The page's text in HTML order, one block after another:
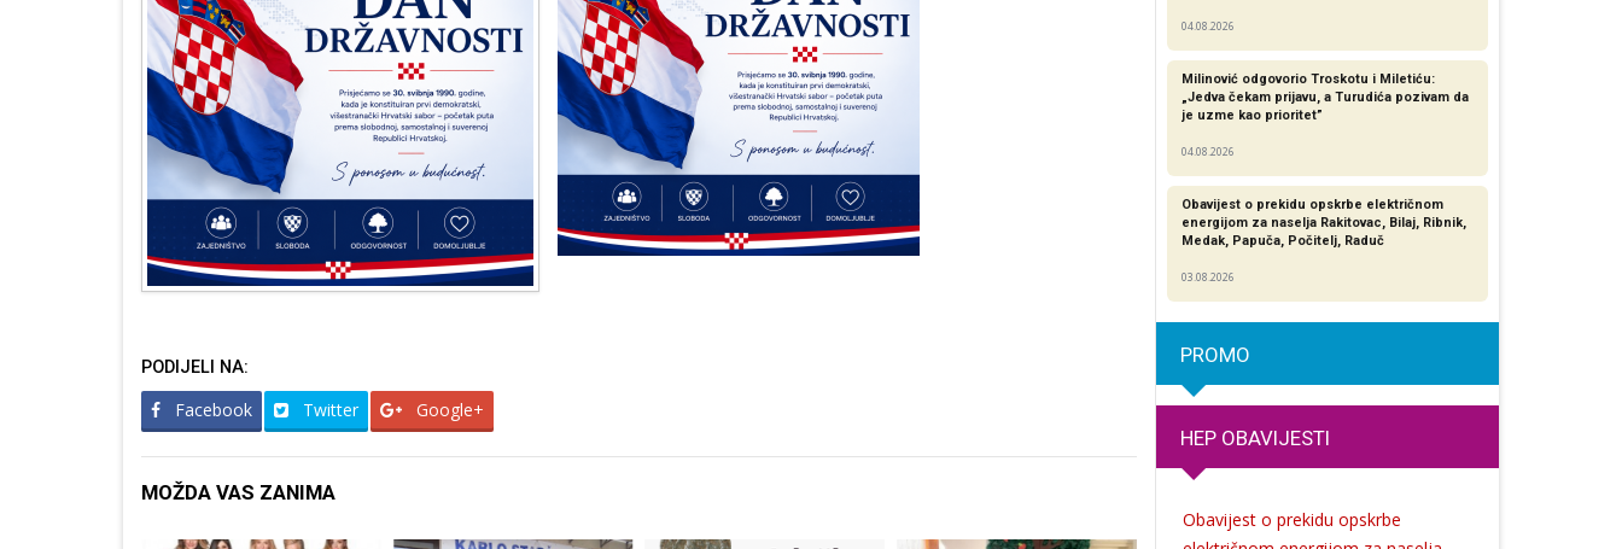
PODIJELI NA:
Facebook Twitter Google+
MOŽDA VAS ZANIMA
04.08.2026
Milinović odgovorio Troskotu i Miletiću:
„Jedva čekam prijavu, a Turudića pozivam da
je uzme kao prioritet”
04.08.2026
Obavijest o prekidu opskrbe električnom
energijom za naselja Rakitovac, Bilaj, Ribnik,
Medak, Papuča, Počitelj, Raduč
03.08.2026
PROMO
HEP OBAVIJESTI
Obavijest o prekidu opskrbe